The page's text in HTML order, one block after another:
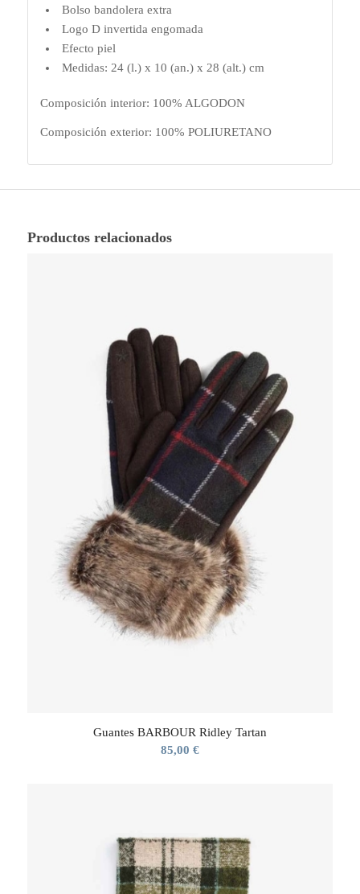
Bolso bandolera extra
Logo D invertida engomada
Efecto piel
Medidas: 24 (l.) x 10 (an.) x 28 (alt.) cm
Composición interior: 100% ALGODON
Composición exterior: 100% POLIURETANO
Productos relacionados
Guantes BARBOUR Ridley Tartan
85,00 €